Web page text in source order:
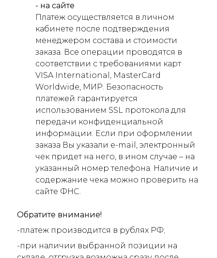
- на сайте
Платеж осуществляется в личном
кабинете после подтверждения
менеджером состава и стоимости
заказа. Все операции проводятся в
соответствии с требованиями карт
VISA International, MasterCard
Worldwide, МИР. Безопасность
платежей гарантируется
использованием SSL протокола для
передачи конфиденциальной
информации. Если при оформлении
заказа Вы указали e-mail, электронный
чек придет на него, в ином случае – на
указанный номер телефона. Наличие и
содержание чека можно проверить на
сайте ФНС.
Обратите внимание!
-платеж производится в рублях РФ;
-при наличии выбранной позиции на